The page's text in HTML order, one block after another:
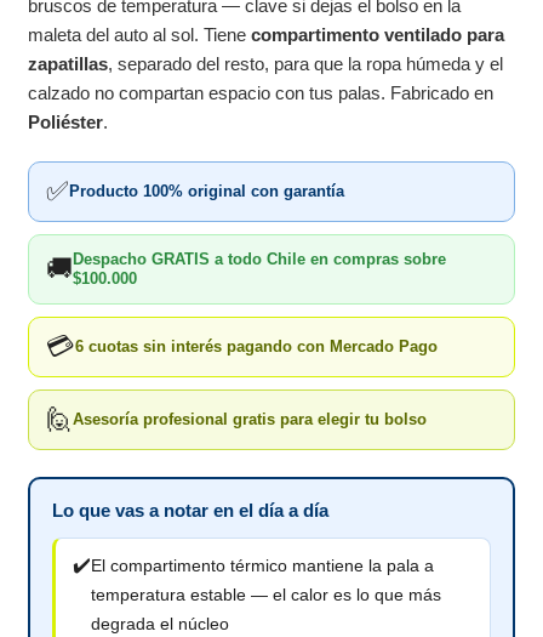
bruscos de temperatura — clave si dejas el bolso en la
maleta del auto al sol. Tienecompartimento ventilado para
zapatillas, separado del resto, para que la ropa húmeda y el
calzado no compartan espacio con tus palas. Fabricado en
Poliéster.
✅Producto 100% original con garantía
🚚Despacho GRATIS a todo Chile en compras sobre
$100.000
💳6 cuotas sin interés pagando con Mercado Pago
🙋Asesoría profesional gratis para elegir tu bolso
Lo que vas a notar en el día a día
✔️El compartimento térmico mantiene la pala a
temperatura estable — el calor es lo que más
degrada el núcleo